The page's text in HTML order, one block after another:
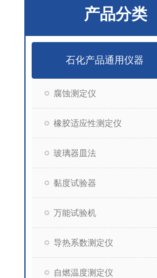
产品分类
石化产品通用仪器
腐蚀测定仪
橡胶适应性测定仪
玻璃器皿法
黏度试验器
万能试验机
导热系数测定仪
自燃温度测定仪